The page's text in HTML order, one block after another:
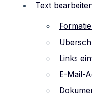
Text
Links
E-Mail-